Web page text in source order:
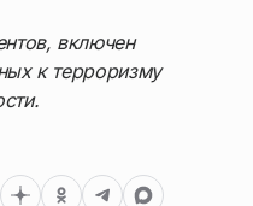
включен
к терроризму